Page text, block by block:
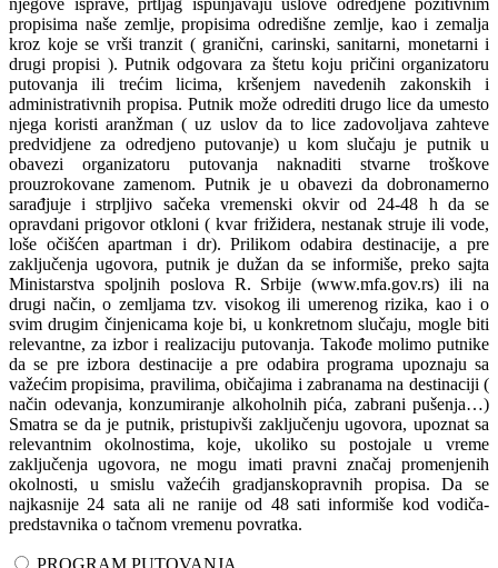
propisima naše zemlje, propisima odredišne zemlje, kao i zemalja
kroz koje se vrši tranzit ( granični, carinski, sanitarni, monetarni i
drugi propisi ). Putnik odgovara za štetu koju pričini organizatoru
putovanja ili trećim licima, kršenjem navedenih zakonskih i
administrativnih propisa. Putnik može odrediti drugo lice da umesto
njega koristi aranžman ( uz uslov da to lice zadovoljava zahteve
predvidjene za odredjeno putovanje) u kom slučaju je putnik u
obavezi organizatoru putovanja naknaditi stvarne troškove
prouzrokovane zamenom. Putnik je u obavezi da dobronamerno
sarađjuje i strpljivo sačeka vremenski okvir od 24-48 h da se
opravdani prigovor otkloni ( kvar frižidera, nestanak struje ili vode,
loše očišćen apartman i dr). Prilikom odabira destinacije, a pre
zaključenja ugovora, putnik je dužan da se informiše, preko sajta
Ministarstva spoljnih poslova R. Srbije (www.mfa.gov.rs) ili na
drugi način, o zemljama tzv. visokog ili umerenog rizika, kao i o
svim drugim činjenicama koje bi, u konkretnom slučaju, mogle biti
relevantne, za izbor i realizaciju putovanja. Takođe molimo putnike
da se pre izbora destinacije a pre odabira programa upoznaju sa
važećim propisima, pravilima, običajima i zabranama na destinaciji (
način odevanja, konzumiranje alkoholnih pića, zabrani pušenja…)
Smatra se da je putnik, pristupivši zaključenju ugovora, upoznat sa
relevantnim okolnostima, koje, ukoliko su postojale u vreme
zaključenja ugovora, ne mogu imati pravni značaj promenjenih
okolnosti, u smislu važećih gradjanskopravnih propisa. Da se
najkasnije 24 sata ali ne ranije od 48 sati informiše kod vodiča-
predstavnika o tačnom vremenu povratka.
PROGRAM PUTOVANJA